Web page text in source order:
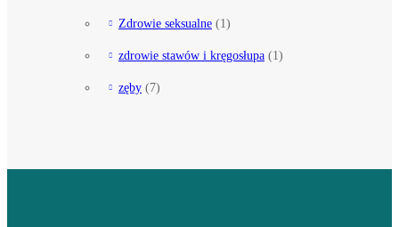
Zdrowie seksualne (1)
zdrowie stawów i kręgosłupa (1)
zęby (7)